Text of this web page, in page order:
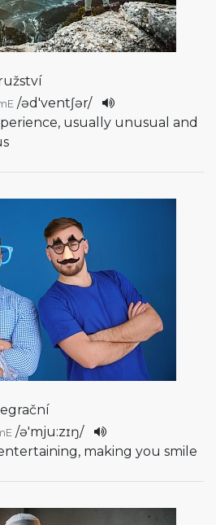
/əd'ventʃər/
usually unusual and
/ə'mju:zɪŋ/
making you smile